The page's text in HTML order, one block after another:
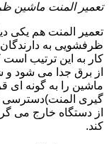
تعمیر المنت ماشین
تعمیر المنت هم یکی
ظرفشویی به دارندگان
کار به این ترتیب است
از برق جدا می شود
ماشین را به گونه ای
گیری المنت)دسترسی
از دستگاه خارج می
کند.